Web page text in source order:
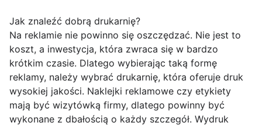
Jak znaleźć dobrą drukarnię?
Na reklamie nie powinno się oszczędzać. Nie jest to
koszt, a inwestycja, która zwraca się w bardzo
krótkim czasie. Dlatego wybierając taką formę
reklamy, należy wybrać drukarnię, która oferuje druk
wysokiej jakości. Naklejki reklamowe czy etykiety
mają być wizytówką firmy, dlatego powinny być
wykonane z dbałością o każdy szczegół. Wydruk